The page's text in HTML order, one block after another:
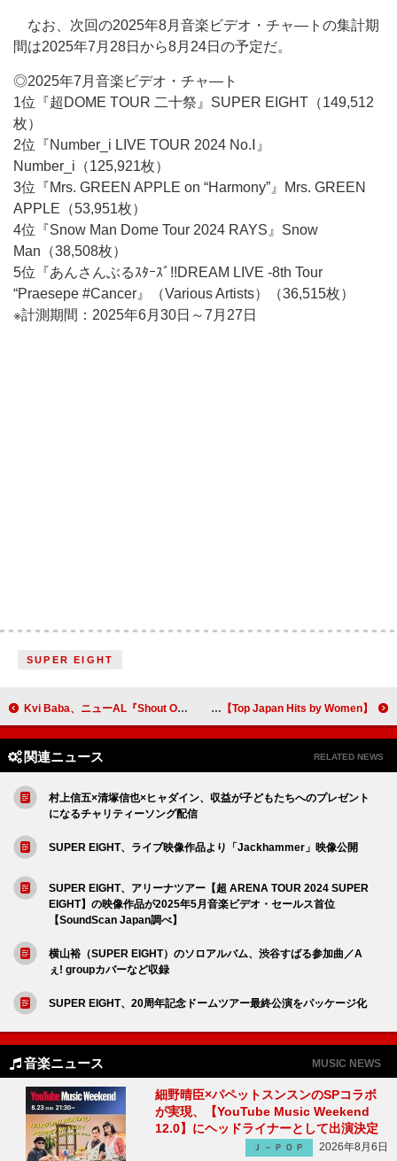
なお、次回の2025年8月音楽ビデオ・チャ―トの集計期
間は2025年7月28日から8月24日の予定だ。
◎2025年7月音楽ビデオ・チャ―ト
1位『超DOME TOUR 二十祭』SUPER EIGHT（149,512
枚）
2位『Number_i LIVE TOUR 2024 No.Ⅰ』
Number_i（125,921枚）
3位『Mrs. GREEN APPLE on “Harmony”』Mrs. GREEN
APPLE（53,951枚）
4位『Snow Man Dome Tour 2024 RAYS』Snow
Man（38,508枚）
5位『あんさんぶるｽﾀｰｽﾞ!!DREAM LIVE -8th Tour
“Praesepe #Cancer』（Various Artists）（36,515枚）
※計測期間：2025年6月30日～7月27日
SUPER EIGHT
Kvi Baba、ニューAL『Shout Out to Jesus』8/13デジタルリリース決定 【Top Japan Hits by Women】ももクロ「Event Horizon」など初登場でリストイン
関連ニュース RELATED NEWS
村上信五×清塚信也×ヒャダイン、収益が子どもたちへのプレゼント
になるチャリティーソング配信
SUPER EIGHT、ライブ映像作品より「Jackhammer」映像公開
SUPER EIGHT、アリーナツアー【超 ARENA TOUR 2024 SUPER
EIGHT】の映像作品が2025年5月音楽ビデオ・セールス首位
【SoundScan Japan調べ】
横山裕（SUPER EIGHT）のソロアルバム、渋谷すばる参加曲／A
ぇ! groupカバーなど収録
SUPER EIGHT、20周年記念ドームツアー最終公演をパッケージ化
音楽ニュース MUSIC NEWS
細野晴臣×パペットスンスンのSPコラボ
が実現、【YouTube Music Weekend
12.0】にヘッドライナーとして出演決定
Ｊ－ＰＯＰ 2026年8月6日